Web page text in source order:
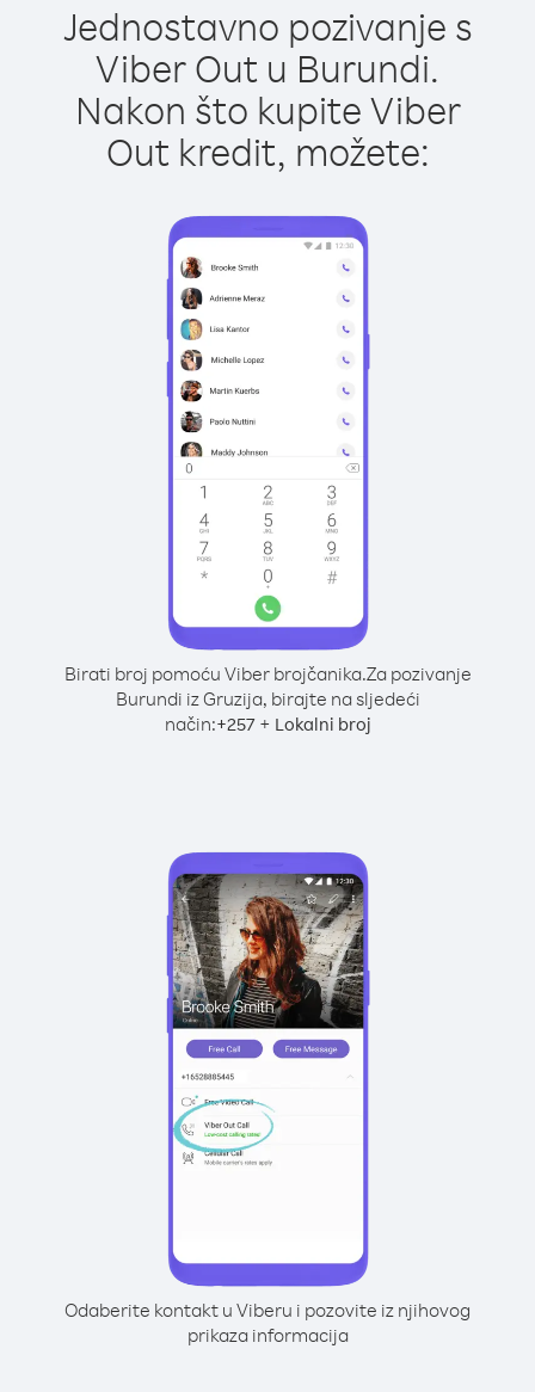
Jednostavno pozivanje s
Viber Out u Burundi.
Nakon što kupite Viber
Out kredit, možete:
Birati broj pomoću Viber brojčanika.Za pozivanje
Burundi iz Gruzija, birajte na sljedeći
način:+257+ Lokalni broj
Odaberite kontakt u Viberu i pozovite iz njihovog
prikaza informacija